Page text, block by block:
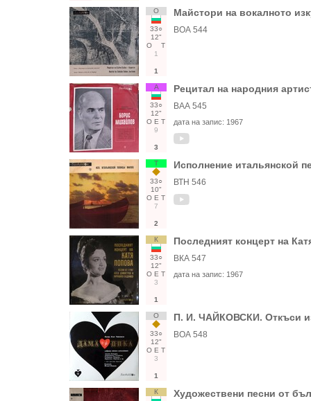
О
33○
12"
О
Т
1
1
Майстори на вокалното
ВОА 544
А
33○
12"
О Е Т
9
3
Рецитал на народния
ВАА 545
дата на запис: 1967
Т
33○
10"
О Е Т
7
2
Исполнение итальянской
ВТН 546
К
33○
12"
О Е Т
3
1
Последният концерт на
ВКА 547
дата на запис: 1967
О
33○
12"
О Е Т
3
1
П. И. ЧАЙКОВСКИ. Откъси
ВОА 548
К Художествени песни от